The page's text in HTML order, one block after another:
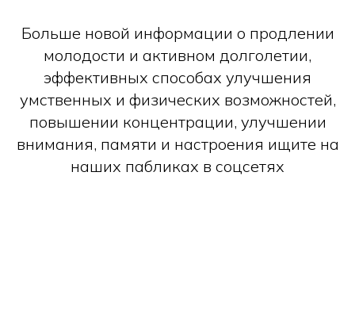
Больше новой информации о продлении
молодости и активном долголетии,
эффективных способах улучшения
умственных и физических возможностей,
повышении концентрации, улучшении
внимания, памяти и настроения ищите на
наших пабликах в соцсетях